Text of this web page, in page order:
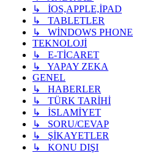
↳ İOS,APPLE,İPAD
↳ TABLETLER
↳ WİNDOWS PHONE
TEKNOLOJİ
↳ E-TİCARET
↳ YAPAY ZEKA
GENEL
↳ HABERLER
↳ TÜRK TARİHİ
↳ İSLAMİYET
↳ SORU/CEVAP
↳ ŞİKAYETLER
↳ KONU DIŞI